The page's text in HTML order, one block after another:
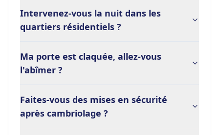
Intervenez-vous la nuit dans les
quartiers résidentiels ?
Ma porte est claquée, allez-vous
l'abîmer ?
Faites-vous des mises en sécurité
après cambriolage ?